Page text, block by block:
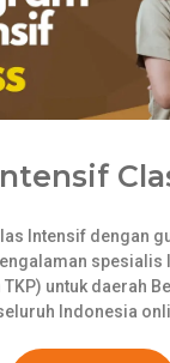
Intensif dengan
spesialis
TKP) untuk daerah
Indonesia